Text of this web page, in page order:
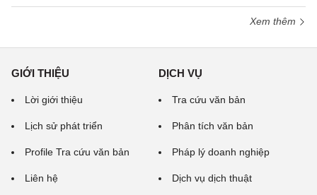
Xem thêm
GIỚI THIỆU
Lời giới thiệu
Lịch sử phát triển
Profile Tra cứu văn bản
Liên hệ
DỊCH VỤ
Tra cứu văn bản
Phân tích văn bản
Pháp lý doanh nghiệp
Dịch vụ dịch thuật